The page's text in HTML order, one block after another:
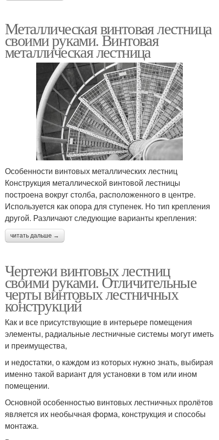
Металлическая винтовая лестница
своими руками. Винтовая
металлическая лестница
Особенности винтовых металлических лестниц
Конструкция металлической винтовой лестницы
построена вокруг столба, расположенного в центре.
Используется как опора для ступенек. Но тип крепления
другой. Различают следующие варианты крепления:
читать дальше →
Чертежи винтовых лестниц
своими руками. Отличительные
черты винтовых лестничных
конструкций
Как и все присутствующие в интерьере помещения
элементы, радиальные лестничные системы могут иметь
и преимущества,
и недостатки, о каждом из которых нужно знать, выбирая
именно такой вариант для установки в том или ином
помещении.
Основной особенностью винтовых лестничных пролётов
является их необычная форма, конструкция и способы
монтажа.